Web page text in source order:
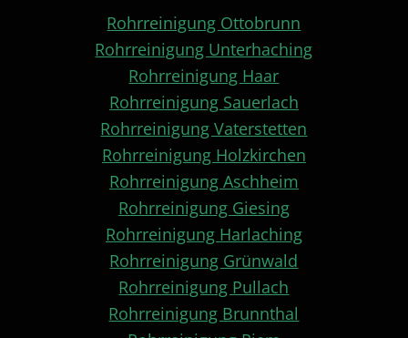
Rohrreinigung Ottobrunn
Rohrreinigung Unterhaching
Rohrreinigung Haar
Rohrreinigung Sauerlach
Rohrreinigung Vaterstetten
Rohrreinigung Holzkirchen
Rohrreinigung Aschheim
Rohrreinigung Giesing
Rohrreinigung Harlaching
Rohrreinigung Grünwald
Rohrreinigung Pullach
Rohrreinigung Brunnthal